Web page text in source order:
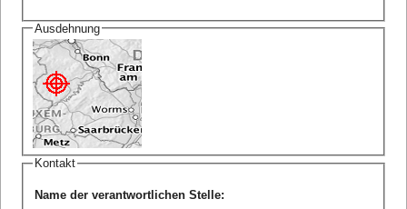
Ausdehnung
Kontakt
Name der verantwortlichen Stelle: